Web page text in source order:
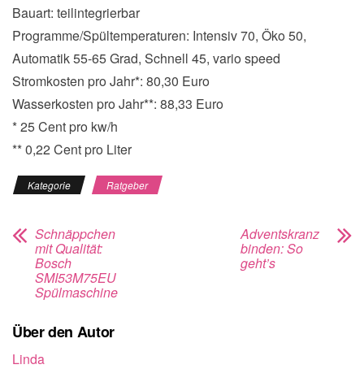
Bauart: teilintegrierbar
Programme/Spültemperaturen: Intensiv 70, Öko 50,
Automatik 55-65 Grad, Schnell 45, vario speed
Stromkosten pro Jahr*: 80,30 Euro
Wasserkosten pro Jahr**: 88,33 Euro
* 25 Cent pro kw/h
** 0,22 Cent pro Liter
Kategorie Ratgeber
Schnäppchen
mit Qualität:
Bosch
SMI53M75EU
Spülmaschine
Adventskranz
binden: So
geht’s
Über den Autor
Linda